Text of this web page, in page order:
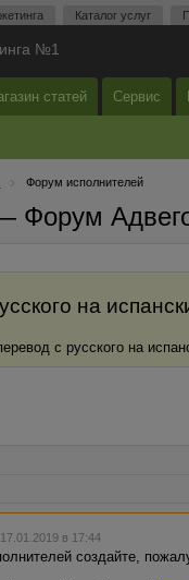
Каталог услуг
№1
статей Сервис
Форум исполнителей
Форум
на
с русского на
в 17:44
создайте,